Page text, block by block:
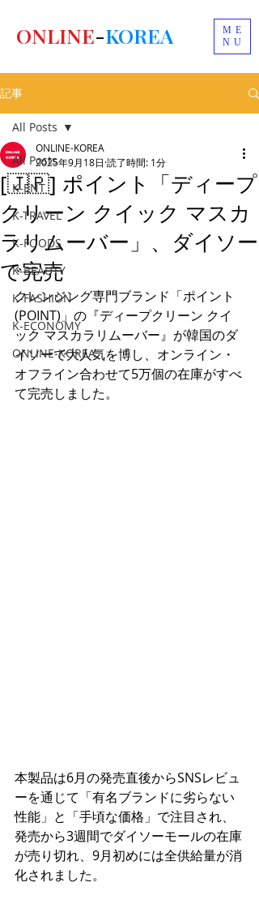
ME
NU
ONLINE-KOREA
記事
All Posts
K-ENT
K-TRAVEL
K-FOODS
K-BEAUTY
K-FASHION
K-ECONOMY
ONLINE-KOREA
All Posts
[🇯🇵] ポイント「ディープ
クリーン クイック マスカ
ラリムーバー」、ダイソー
で完売
ONLINE-KOREA
2025年9月18日 読了時間: 1分
クレンジング専門ブランド「ポイント
(POINT)」の『ディープクリーン クイ
ック マスカラリムーバー』が韓国のダ
イソーで大人気を博し、オンライン・
オフライン合わせて5万個の在庫がすべ
て完売しました。
本製品は6月の発売直後からSNSレビュ
ーを通じて「有名ブランドに劣らない
性能」と「手頃な価格」で注目され、
発売から3週間でダイソーモールの在庫
が売り切れ、9月初めには全供給量が消
化されました。